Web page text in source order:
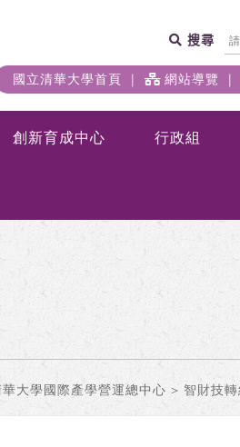
搜尋
國立清華大學首頁 網站導覽
創新育成中心 行政組
大學國際產學營運總中心 > 智財技轉